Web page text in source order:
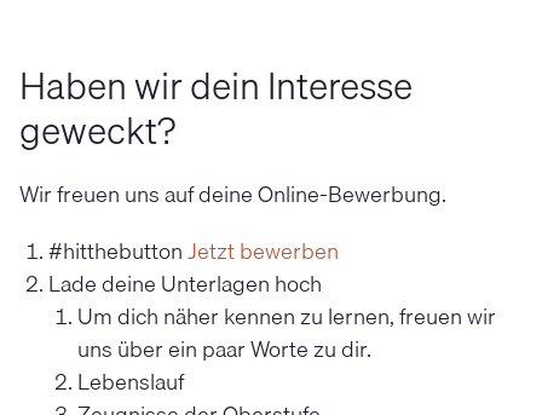
Haben wir dein Interesse
geweckt?
Wir freuen uns auf deine Online-Bewerbung.
#hitthebuttonJetzt bewerben
Lade deine Unterlagen hoch
Um dich näher kennen zu lernen, freuen wir
uns über ein paar Worte zu dir.
Lebenslauf